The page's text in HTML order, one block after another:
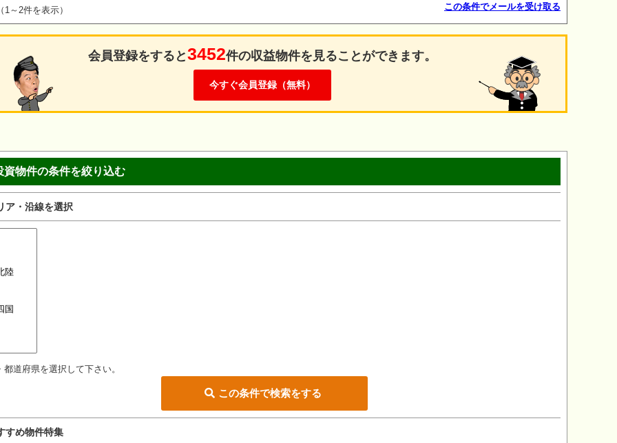
1～2件を表示） この条件でメールを受け取る
会員登録をすると3452件の収益物件を見ることができます。
今すぐ会員登録（無料）
資物件の条件を絞り込む
ア・沿線を選択
都道府県を選択して下さい。
この条件で検索をする
すめ物件特集